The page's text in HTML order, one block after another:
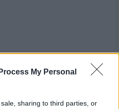
My Personal
sharing to third parties, or